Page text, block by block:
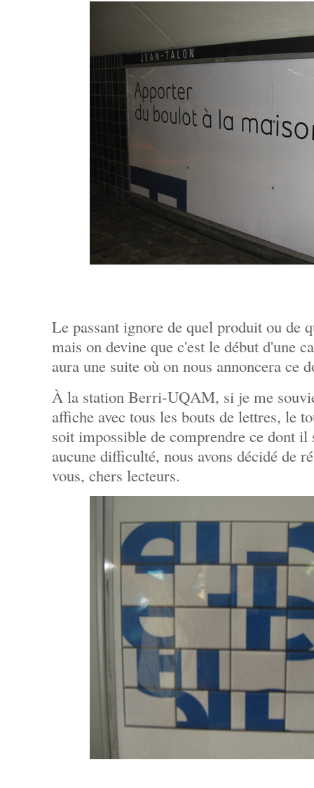
Le passant ignore de quel produit ou de
mais on devine que c'est le début d'une
aura une suite où on nous annoncera ce
À la station Berri-UQAM, si je me
affiche avec tous les bouts de lettres, le
soit impossible de comprendre ce dont il
aucune difficulté, nous avons décidé de
vous, chers lecteurs.